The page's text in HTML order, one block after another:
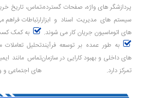
پردازشگر های واژه، صفحات گسترده،
سیستم ‌های مدیریت اسناد و ابزار
های اتوماسیون جریان کار می ‌شوند.
به طور عمده بر توسعه فرآیند
های داخلی و بهبود کارایی در سازمان
تمرکز دارد.
تماس، تاریخ
ارتباطات فراهم
به کمک
تحلیل تعاملات
تماس مانند
های اجتماعی